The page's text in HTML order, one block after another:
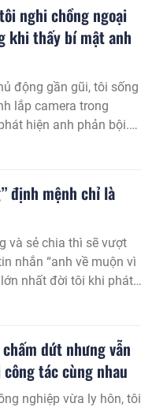
nghi chồng ngoại
khi thấy bí mật anh
động gần gũi, tôi sống
lắp camera trong
hiện anh phản bội.
và cảm giác thương
định mệnh chỉ là
và sẻ chia thì sẽ vượt
nhắn “anh về muộn vì
nhất đời tôi khi phát
là kẻ sống hai mặt.
dứt nhưng vẫn
tác cùng nhau
nghiệp vừa ly hôn, tôi